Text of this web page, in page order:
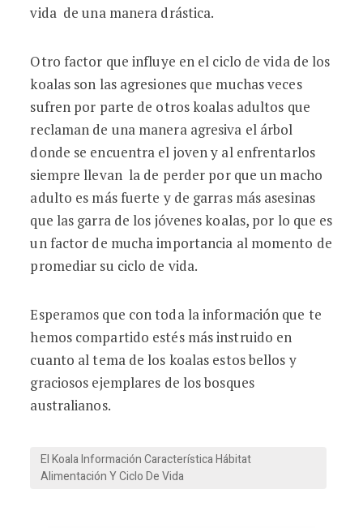
vida de una manera drástica.
Otro factor que influye en el ciclo de vida de los
koalas son las agresiones que muchas veces
sufren por parte de otros koalas adultos que
reclaman de una manera agresiva el árbol
donde se encuentra el joven y al enfrentarlos
siempre llevan la de perder por que un macho
adulto es más fuerte y de garras más asesinas
que las garra de los jóvenes koalas, por lo que es
un factor de mucha importancia al momento de
promediar su ciclo de vida.
Esperamos que con toda la información que te
hemos compartido estés más instruido en
cuanto al tema de los koalas estos bellos y
graciosos ejemplares de los bosques
australianos.
El Koala Información Característica Hábitat
Alimentación Y Ciclo De Vida